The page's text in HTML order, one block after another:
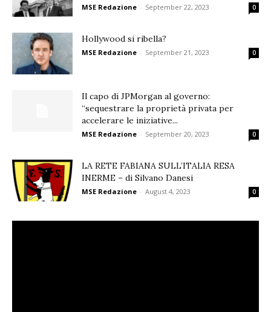
MSE Redazione - September 22, 2023 0
Hollywood si ribella?
MSE Redazione - September 21, 2023 0
Il capo di JPMorgan al governo:
“sequestrare la proprietà privata per
accelerare le iniziative...
MSE Redazione - September 20, 2023 0
LA RETE FABIANA SULL’ITALIA RESA
INERME – di Silvano Danesi
MSE Redazione - August 4, 2023 0